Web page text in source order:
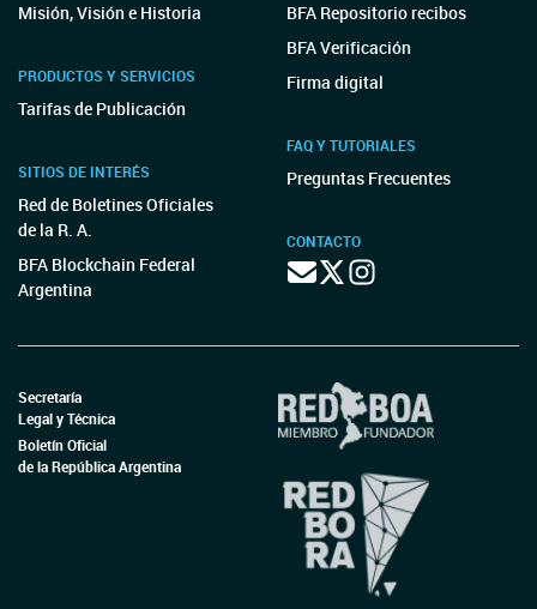
Misión, Visión e Historia
PRODUCTOS Y SERVICIOS
Tarifas de Publicación
SITIOS DE INTERÉS
Red de Boletines Oficiales
de la R. A.
BFA Blockchain Federal
Argentina
BFA Repositorio recibos
BFA Verificación
Firma digital
FAQ Y TUTORIALES
Preguntas Frecuentes
CONTACTO
Secretaría
Legal y Técnica
Boletín Oficial
de la República Argentina